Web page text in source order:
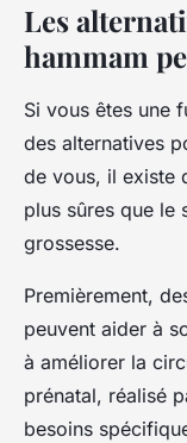
Les
hammam
Si vous êtes une
des alternatives
de vous, il existe
plus sûres que le
grossesse.
Premièrement,
peuvent aider à
à améliorer la
prénatal, réalisé
besoins